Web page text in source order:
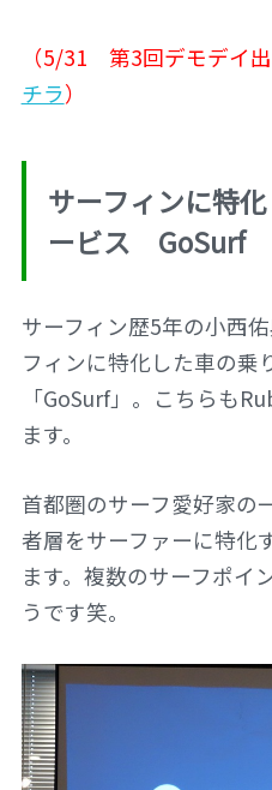
（5/31 第3回デモデイ
チラ）
サーフィンに特
ービス GoSurf
サーフィン歴5年の小西
フィンに特化した車の乗
「GoSurf」。こちらも
ます。
首都圏のサーフ愛好家の
者層をサーファーに特化
ます。複数のサーフポイ
うです笑。